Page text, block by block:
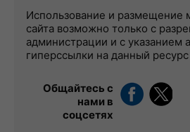
Использование и размещение
сайта возможно только с
администрации и с указанием
гиперссылки на данный ресурс
Общайтесь с
нами в
соцсетях